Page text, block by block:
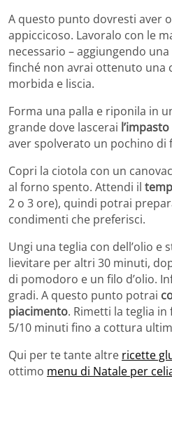
A questo punto dovresti aver
appiccicoso. Lavoralo con le
necessario – aggiungendo
finché non avrai ottenuto una
morbida e liscia.
Forma una palla e riponila in
grande dove lascerai
aver spolverato un pochino di
Copri la ciotola con un
al forno spento. Attendi il
2 o 3 ore), quindi potrai
condimenti che preferisci.
Ungi una teglia con dell’olio e
lievitare per altri 30 minuti,
di pomodoro e un filo d’olio.
gradi. A questo punto potrai
piacimento. Rimetti la teglia
5/10 minuti fino a cottura
Qui per te tante altre ricette
ottimo menu di Natale per